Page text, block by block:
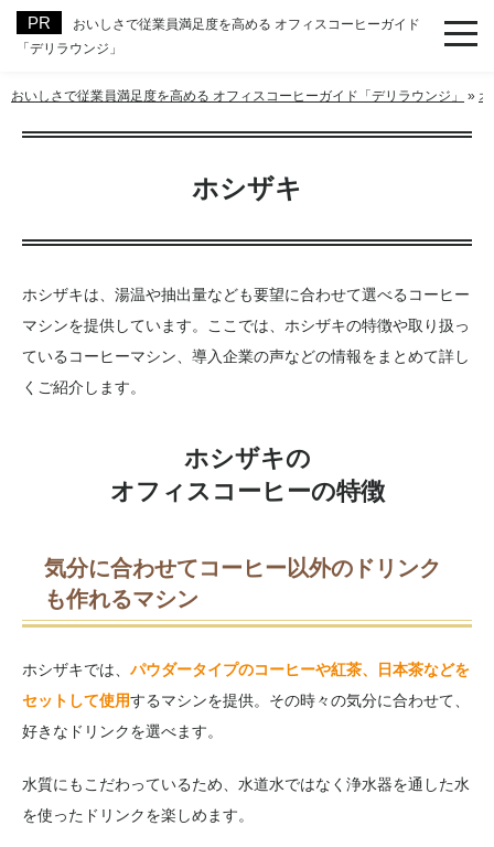
おいしさで従業員満足度を高める オフィスコーヒーガイド
「デリラウンジ」
おいしさで従業員満足度を高める オフィスコーヒーガイド「デリラウンジ」 »
ホシザキ
ホシザキは、湯温や抽出量なども要望に合わせて選べるコーヒー
マシンを提供しています。ここでは、ホシザキの特徴や取り扱っ
ているコーヒーマシン、導入企業の声などの情報をまとめて詳し
くご紹介します。
ホシザキの
オフィスコーヒーの特徴
気分に合わせてコーヒー以外のドリンク
も作れるマシン
ホシザキでは、 パウダータイプのコーヒーや紅茶、日本茶などを
セットして使用するマシンを提供。その時々の気分に合わせて、
好きなドリンクを選べます。
水質にもこだわっているため、水道水ではなく浄水器を通した水
を使ったドリンクを楽しめます。